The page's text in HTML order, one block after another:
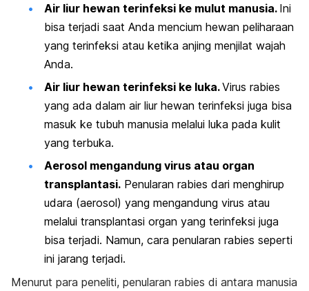
Air liur hewan terinfeksi ke mulut manusia. Ini
bisa terjadi saat Anda mencium hewan peliharaan
yang terinfeksi atau ketika anjing menjilat wajah
Anda.
Air liur hewan terinfeksi ke luka.Virus rabies
yang ada dalam air liur hewan terinfeksi juga bisa
masuk ke tubuh manusia melalui luka pada kulit
yang terbuka.
Aerosol mengandung virus atau organ
transplantasi. Penularan rabies dari menghirup
udara (aerosol) yang mengandung virus atau
melalui transplantasi organ yang terinfeksi juga
bisa terjadi. Namun, cara penularan rabies seperti
ini jarang terjadi.
Menurut para peneliti, penularan rabies di antara manusia